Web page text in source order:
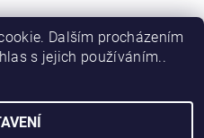
Dalším procházením
s jejich používáním..